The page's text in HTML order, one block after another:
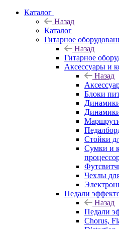
Каталог
Назад
Каталог
Гитарное
Назад
Гитарное
Аксессуары и
Назад
Блоки
Стойки
Сумки и
Чехлы
Педали
Назад
Педали
Chorus,